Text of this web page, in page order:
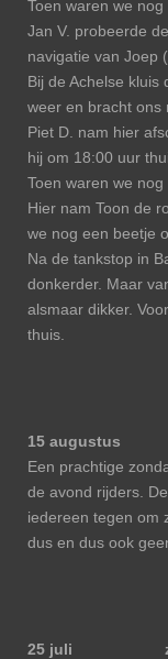
Toen waren we nog
Jan V. probeerde
navigatie van Joep
Bij de Achelse
weer en bracht ons
Piet D. nam hier
hij om 18:00 uur
Toen waren we nog
Hier nam Toon de
we nog een beetje
Na de tankstop in
donkerder. Maar
alsmaar dikker.
thuis.
15 augustus
Een prachtige
de avond rijders.
iedereen tegen om
dus en dus ook
25 juli